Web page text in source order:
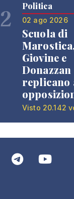
2 Politica
02 ago 2026
Scuola di
Giovine e
Donazzan
replicano
Visto 20.142